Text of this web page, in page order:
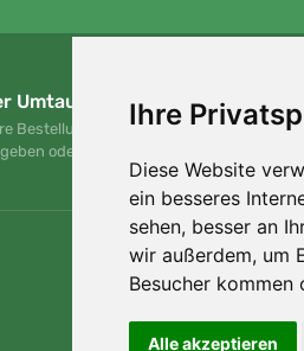
Ihre
Diese Website
ein besseres
sehen, besser an
wir außerdem, um
Besucher
Alle akzeptieren
Umtausch und Rückgabe
Bestellung jederzeit innerhalb von 90
oder umtauschen.